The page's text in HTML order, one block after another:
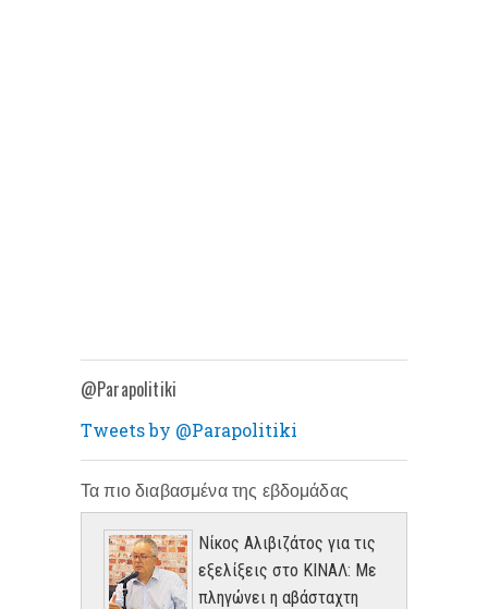
@Parapolitiki
Tweets by @Parapolitiki
Τα πιο διαβασμένα της εβδομάδας
Νίκος Αλιβιζάτος για τις
εξελίξεις στο ΚΙΝΑΛ: Με
πληγώνει η αβάσταχτη